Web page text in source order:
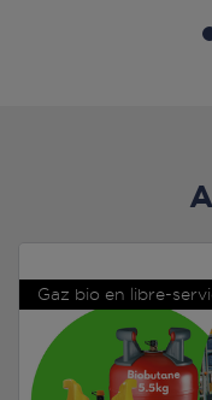
Gaz bio en libre-